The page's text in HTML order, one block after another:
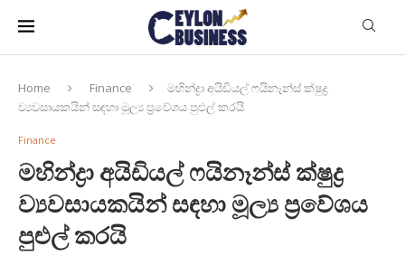
Home Finance
මහින්ද්‍රා අයිඩියල් ෆයිනෑන්ස් ක්ෂුද්‍ර
ව්‍යවසායකයින් සඳහා මූල්‍ය ප්‍රවේශය පුළුල් කරයි
Finance
මහින්ද්‍රා අයිඩියල් ෆයිනෑන්ස් ක්ෂුද්‍ර
ව්‍යවසායකයින් සඳහා මූල්‍ය ප්‍රවේශය
පුළුල් කරයි